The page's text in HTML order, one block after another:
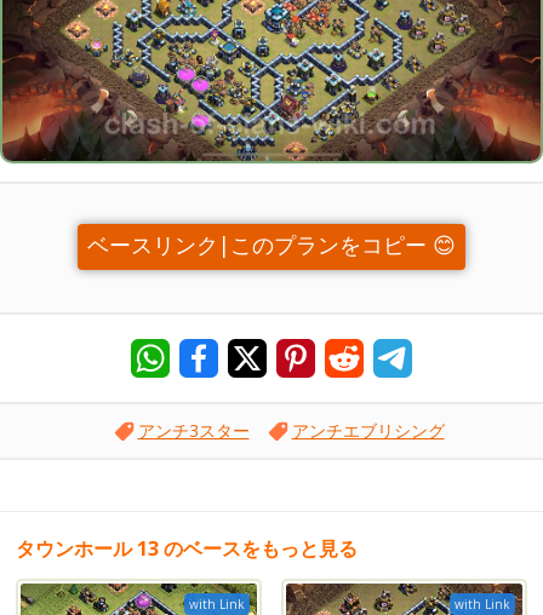
ベースリンク|このプランをコピー 😊
アンチ3スター アンチエブリシング
タウンホール 13 のベースをもっと見る
with Link with Link